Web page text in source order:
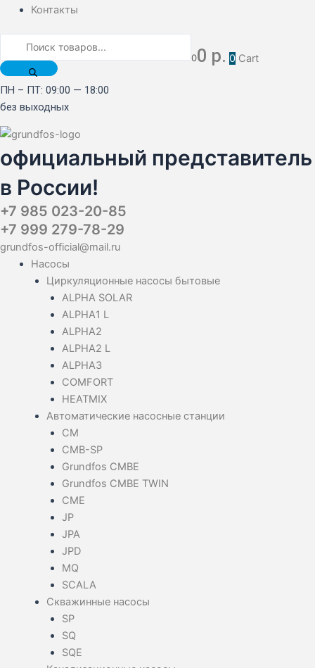
Контакты
00 р. 0 Cart
ПН – ПТ: 09:00 — 18:00
без выходных
официальный представитель
в России!
+7 985 023-20-85
+7 999 279-78-29
grundfos-official@mail.ru
Насосы
Циркуляционные насосы бытовые
ALPHA SOLAR
ALPHA1 L
ALPHA2
ALPHA2 L
ALPHA3
COMFORT
HEATMIX
Автоматические насосные станции
CM
CMB-SP
Grundfos CMBE
Grundfos CMBE TWIN
CME
JP
JPA
JPD
MQ
SCALA
Скважинные насосы
SP
SQ
SQE